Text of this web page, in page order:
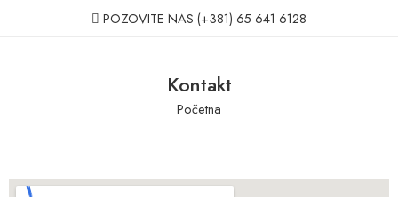
POZOVITE NAS (+381) 65 641 6128
Kontakt
Početna